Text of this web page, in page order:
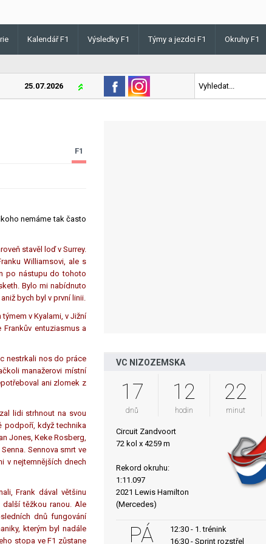
Kalendář F1 Výsledky F1 Týmy a jezdci F1 Okruhy F1
25.07.2026 Lando Norris v Maďarsku letos poprvé vyhrál kvalifikaci
F1
nemáme tak často
stavěl loď v Surrey.
Williamsovi, ale s
po nástupu do tohoto
Bylo mi nabídnuto
bych byl v první linii.
v Kyalami, v Jižní
entuziasmus a
nestrkali nos do práce
manažerovi místní
ani zlomek z
lidi strhnout na svou
podpoří, když technika
Jones, Keke Rosberg,
Sennova smrt ve
v nejtemnějších dnech
Frank dával většinu
těžkou ranou. Ale
dnů fungování
kterým byl nadále
stopa ve F1 zůstane
VC NIZOZEMSKA
17
dnů
12
hodin
22
minut
Circuit Zandvoort
72 kol x 4259 m
Rekord okruhu:
1:11.097
2021 Lewis Hamilton
(Mercedes)
PÁ
12:30 - 1. trénink
16:30 - Sprint rozstřel